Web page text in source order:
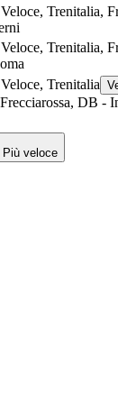
Trenitalia,
Trenitalia,
Trenitalia
DB -
©CARTO , ©
Più veloce